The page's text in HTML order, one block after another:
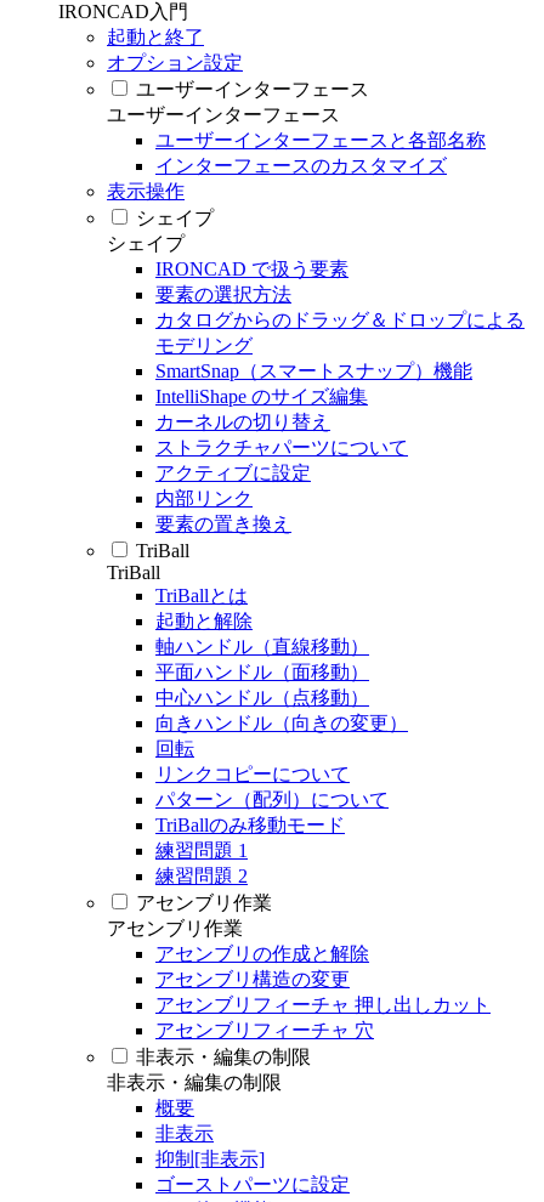
IRONCAD入門
起動と終了
オプション設定
ユーザーインターフェース
ユーザーインターフェース
ユーザーインターフェースと各部名称
インターフェースのカスタマイズ
表示操作
シェイプ
シェイプ
IRONCAD で扱う要素
要素の選択方法
カタログからのドラッグ＆ドロップによる
モデリング
SmartSnap（スマートスナップ）機能
IntelliShape のサイズ編集
カーネルの切り替え
ストラクチャパーツについて
アクティブに設定
内部リンク
要素の置き換え
TriBall
TriBall
TriBallとは
起動と解除
軸ハンドル（直線移動）
平面ハンドル（面移動）
中心ハンドル（点移動）
向きハンドル（向きの変更）
回転
リンクコピーについて
パターン（配列）について
TriBallのみ移動モード
練習問題 1
練習問題 2
アセンブリ作業
アセンブリ作業
アセンブリの作成と解除
アセンブリ構造の変更
アセンブリフィーチャ 押し出しカット
アセンブリフィーチャ 穴
非表示・編集の制限
非表示・編集の制限
概要
非表示
抑制[非表示]
ゴーストパーツに設定